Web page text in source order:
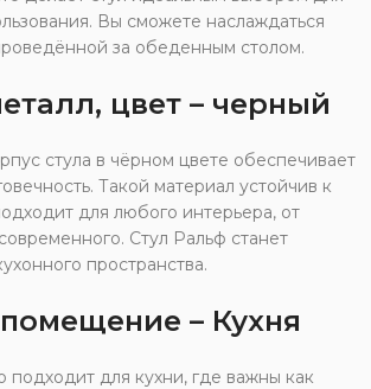
Вы сможете наслаждаться
за обеденным столом.
цвет – черный
стула в чёрном цвете обеспечивает
Такой материал устойчив к
для любого интерьера, от
Стул Ральф станет
пространства.
– Кухня
подходит для кухни, где важны как